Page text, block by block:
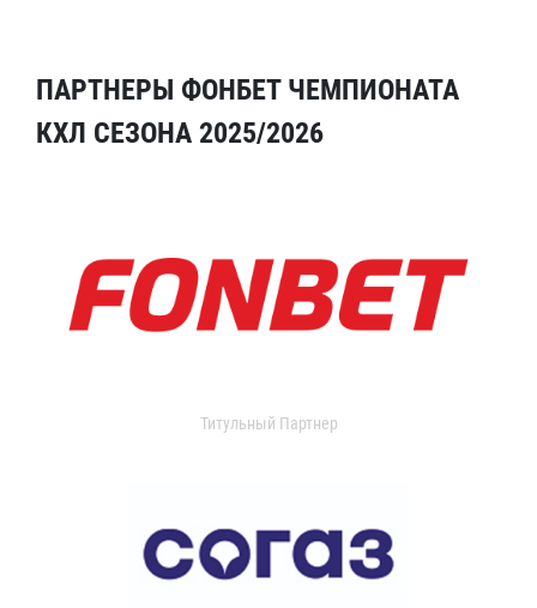
ПАРТНЕРЫ ФОНБЕТ ЧЕМПИОНАТА
КХЛ СЕЗОНА 2025/2026
Титульный Партнер